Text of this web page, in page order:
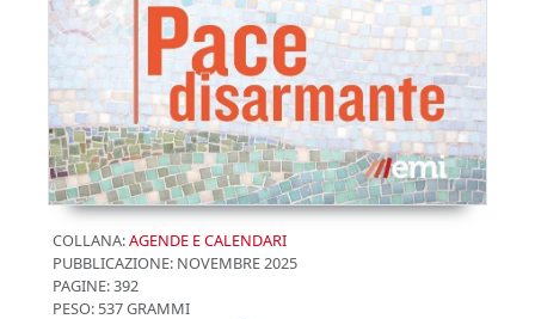
COLLANA:AGENDE E CALENDARI
PUBBLICAZIONE: NOVEMBRE 2025
PAGINE: 392
PESO: 537 GRAMMI